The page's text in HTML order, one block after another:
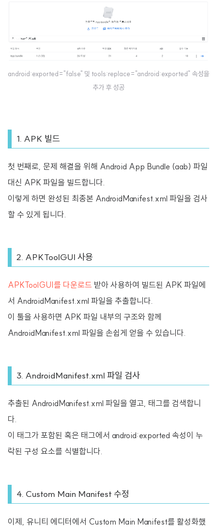
android:exported="false" 및 tools:replace="android:exported" 속성을
추가 후 성공
1. APK 빌드
첫 번째로, 문제 해결을 위해 Android App Bundle (aab) 파일
대신 APK 파일을 빌드합니다.
이렇게 하면 완성된 최종본 AndroidManifest.xml 파일을 검사
할 수 있게 됩니다.
2. APKToolGUI 사용
APKToolGUI를 다운로드 받아 사용하여 빌드된 APK 파일에
서 AndroidManifest.xml 파일을 추출합니다.
이 툴을 사용하면 APK 파일 내부의 구조와 함께
AndroidManifest.xml 파일을 손쉽게 얻을 수 있습니다.
3. AndroidManifest.xml 파일 검사
추출된 AndroidManifest.xml 파일을 열고, 태그를 검색합니
다.
이 태그가 포함된 혹은 태그에서 android:exported 속성이 누
락된 구성 요소를 식별합니다.
4. Custom Main Manifest 수정
이제, 유니티 에디터에서 Custom Main Manifest를 활성화했